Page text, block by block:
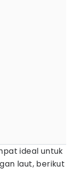
ideal untuk
laut, berikut